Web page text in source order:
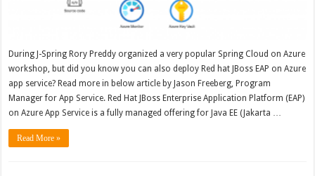
During J-Spring Rory Preddy organized a very popular Spring Cloud on Azure
workshop, but did you know you can also deploy Red hat JBoss EAP on Azure
app service? Read more in below article by Jason Freeberg, Program
Manager for App Service. Red Hat JBoss Enterprise Application Platform (EAP)
on Azure App Service is a fully managed offering for Java EE (Jakarta …
Read More »